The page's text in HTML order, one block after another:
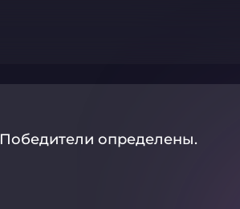
Победители определены.